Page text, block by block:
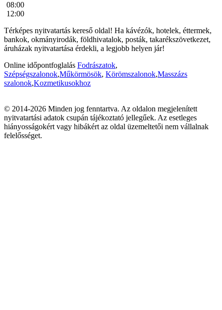
08:00
12:00
Térképes nyitvatartás kereső oldal! Ha kávézók, hotelek, éttermek,
bankok, okmányirodák, földhivatalok, posták, takarékszövetkezet,
áruházak nyitvatartása érdekli, a legjobb helyen jár!
Online időpontfoglalás Fodrászatok,
Szépségszalonok,Műkörmösök, Körömszalonok,Masszázs
szalonok,Kozmetikusokhoz
© 2014-2026 Minden jog fenntartva. Az oldalon megjelenített
nyitvatartási adatok csupán tájékoztató jellegűek. Az esetleges
hiányosságokért vagy hibákért az oldal üzemeltetői nem vállalnak
felelősséget.